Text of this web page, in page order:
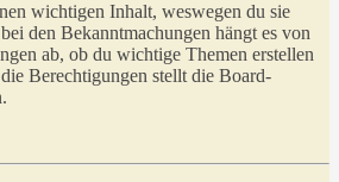
wichtigen Inhalt, weswegen du sie
den Bekanntmachungen hängt es von
ab, ob du wichtige Themen erstellen
Berechtigungen stellt die Board-